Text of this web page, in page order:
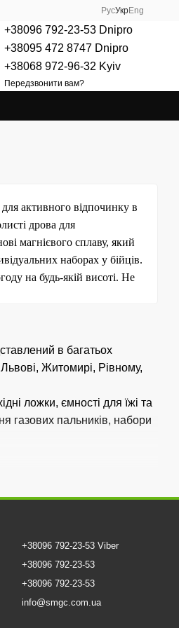
РусУкрEng
+38096 792-23-53 Dnipro
+38095 472 8747 Dnipro
+38068 972-96-32 Kyiv
Передзвонити вам?
в багатьох
Львові, Житомирі, Рівному,
ложки, ємності для їжі та
газових пальників, набори
для активного відпочинку в
дрова для
магнієвого сплаву, який
наборах у бійців.
на будь-якій висоті. Не
+38096 792-23-53 Viber
+38096 792-23-53
+38096 792-23-53
info@smgc.com.ua